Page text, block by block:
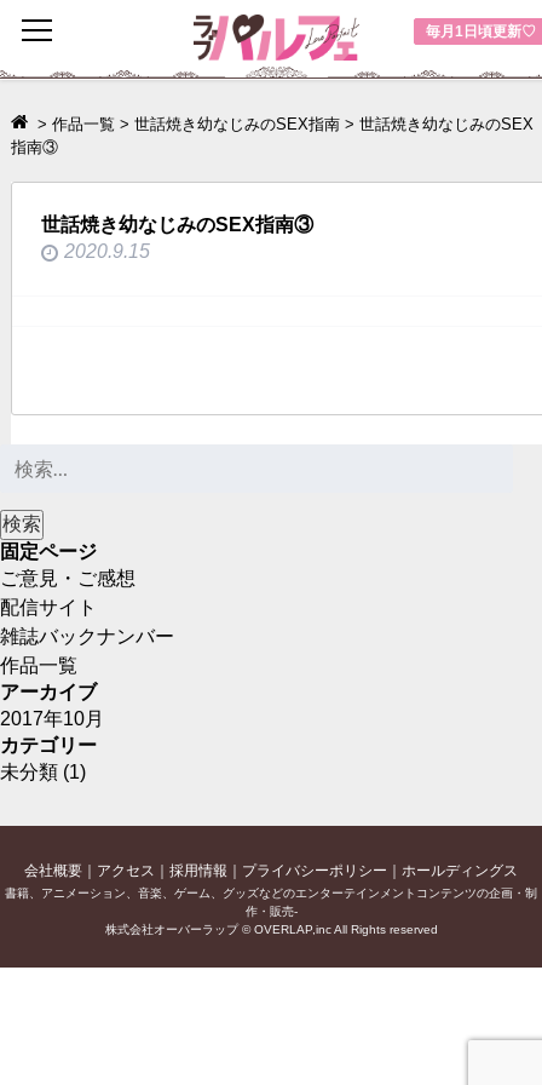
毎月1日頃更新♡
toggle
navigation
> 作品一覧 > 世話焼き幼なじみのSEX指南> 世話焼き幼なじみのSEX
指南③
世話焼き幼なじみのSEX指南③
2020.9.15
固定ページ
ご意見・ご感想
配信サイト
雑誌バックナンバー
作品一覧
アーカイブ
2017年10月
カテゴリー
未分類 (1)
会社概要 アクセス 採用情報 プライバシーポリシー ホールディングス
書籍、アニメーション、音楽、ゲーム、グッズなどのエンターテインメントコンテンツの企画・制
作・販売-
株式会社オーバーラップ © OVERLAP,inc All Rights reserved